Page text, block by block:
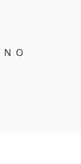
N O